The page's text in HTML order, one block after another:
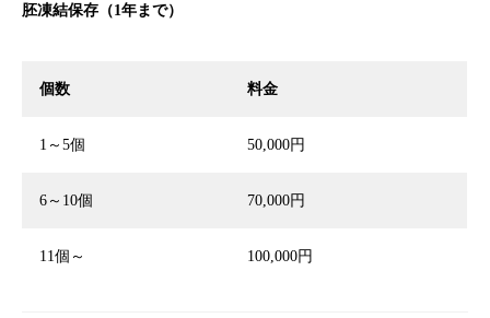
胚凍結保存（1年まで）
個数 料金
1～5個 50,000円
6～10個 70,000円
11個～ 100,000円